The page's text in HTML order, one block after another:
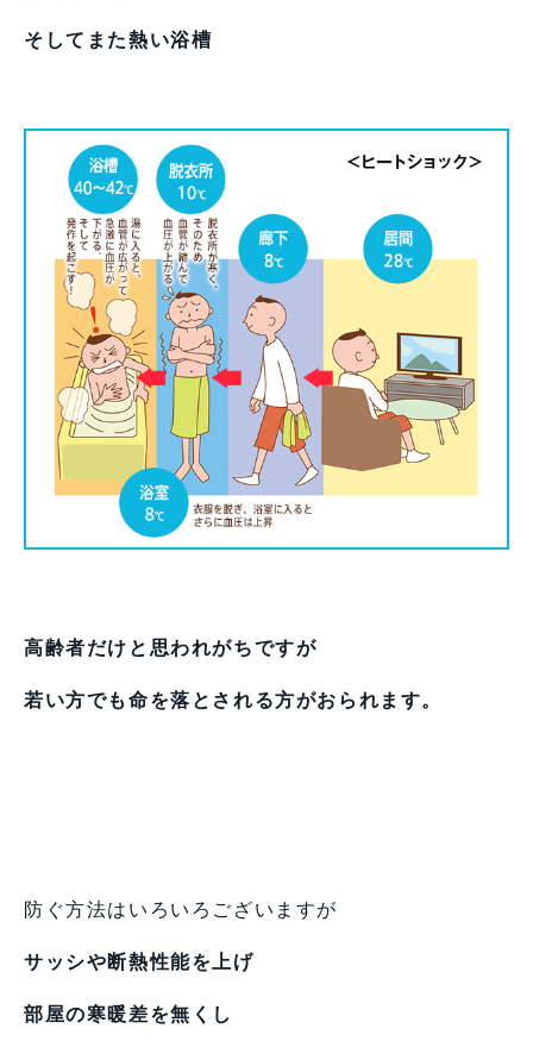
そしてまた熱い浴槽
高齢者だけと思われがちですが
若い方でも命を落とされる方がおられます。
防ぐ方法はいろいろございますが
サッシや断熱性能を上げ
部屋の寒暖差を無くし